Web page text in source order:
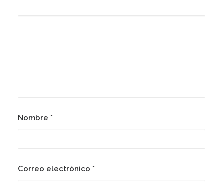
Nombre *
Correo electrónico *